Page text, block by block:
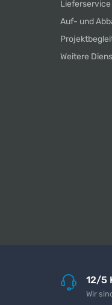
Lieferservice
Auf- und
Weitere
12/5
Wir